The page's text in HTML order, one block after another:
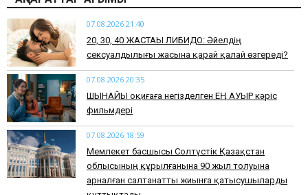
07.08.2026 21:40
​20, 30, 40 ЖАСТАҒЫ ЛИБИДО: Әйелдің
сексуалдылығы жасына қарай қалай өзгереді?
07.08.2026 20:35
​ШЫНАЙЫ оқиғаға негізделген ЕҢ АУЫР кәріс
фильмдері
07.08.2026 18:59
Мемлекет басшысы Солтүстік Қазақстан
облысының құрылғанына 90 жыл толуына
арналған салтанатты жиынға қатысушыларды